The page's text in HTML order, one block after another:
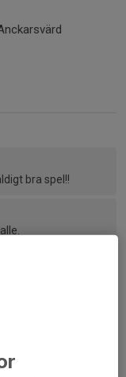
bra spel!!
nästa säsong!